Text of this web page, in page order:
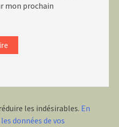
mon prochain
les indésirables. En
données de vos